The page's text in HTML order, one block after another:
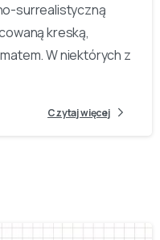
surrealistyczną
kreską,
W niektórych z
Czytaj więcej